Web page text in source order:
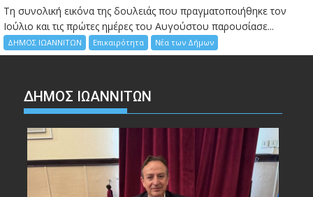
Τη συνολική εικόνα της δουλειάς που πραγματοποιήθηκε τον
Ιούλιο και τις πρώτες ημέρες του Αυγούστου παρουσίασε...
ΔΗΜΟΣ ΙΩΑΝΝΙΤΩΝ Επικαιρότητα Νέα των Δήμων
ΔΗΜΟΣ ΙΩΑΝΝΙΤΩΝ